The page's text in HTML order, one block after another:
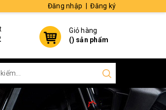
Đăng nhập Đăng ký
Giỏ hàng
() sản phẩm